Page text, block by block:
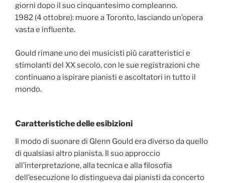
giorni dopo il suo cinquantesimo compleanno.
1982 (4 ottobre): muore a Toronto, lasciando un’opera
vasta e influente.
Gould rimane uno dei musicisti più caratteristici e
stimolanti del XX secolo, con le sue registrazioni che
continuano a ispirare pianisti e ascoltatori in tutto il
mondo.
Caratteristiche delle esibizioni
Il modo di suonare di Glenn Gould era diverso da quello
di qualsiasi altro pianista. Il suo approccio
all’interpretazione, alla tecnica e alla filosofia
dell’esecuzione lo distingueva dai pianisti da concerto